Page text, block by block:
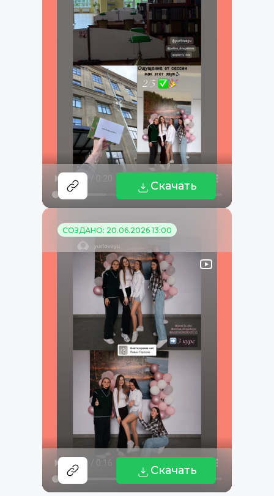
Скачать
СОЗДАНО: 20.06.2026 13:00
Скачать